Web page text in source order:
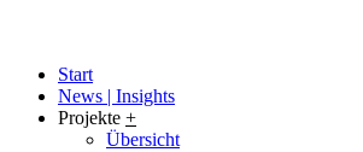
Start
News | Insights
Projekte +
Übersicht